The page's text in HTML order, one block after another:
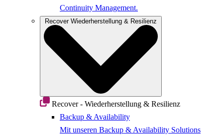
Continuity Management.
Recover Wiederherstellung & Resilienz
Recover - Wiederherstellung & Resilienz
Backup & Availability
Mit unseren Backup & Availability Solutions